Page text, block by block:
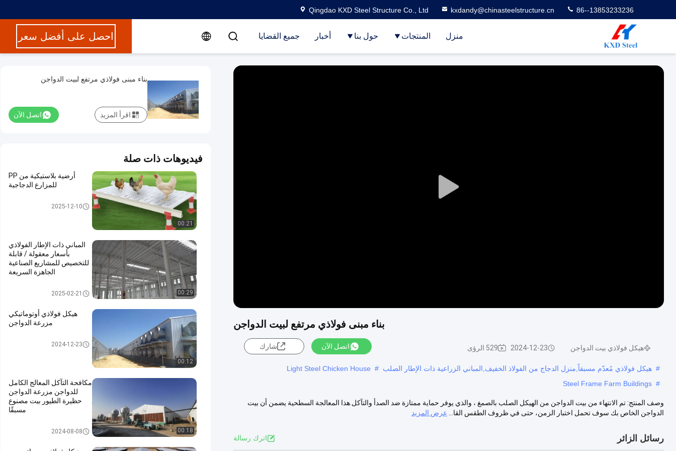
Qingdao KXD Steel Structure Co., Ltd kxdandy@chinasteelstructure.cn 86--13853233236
منزل المنتجات حول بنا أخبار جميع القضايا احصل على أفضل سعر
Play
بناء مبنى فولاذي مرتفع لبيت الدواجن
هيكل فولاذي بيت الدواجن 2024-12-23 529 الرؤى اتصل الآن شارك
# هيكل فولاذي مُعدّم مسبقاً,منزل الدجاج من الفولاذ الخفيف,المباني الزراعية ذات الإطار الصلب #
Light Steel Chicken House
#
Steel Frame Farm Buildings
وصف المنتج: تم الانتهاء من بيت الدواجن من الهيكل الصلب بالصمغ ، والذي يوفر حماية ممتازة ضد الصدأ والتآكل.هذا المعالجة السطحية يضمن أن بيت
الدواجن الخاص بك سوف تحمل اختبار الزمن، حتى في ظروف الطقس القا...
عرض المزيد
رسائل الزائر اترك رسالة
بناء مبنى فولاذي مرتفع لبيت الدواجن
اتصل الآن اقرأ المزيد
فيديوهات ذات صلة
00:21
أرضية بلاستيكية من PP
للمزارع الدجاجية
هيكل فولاذي بيت الدواجن
2025-12-10
00:29
المباني ذات الإطار الفولاذي
بأسعار معقولة / قابلة
للتخصيص للمشاريع الصناعية
الجاهزة السريعة
2025-02-21
00:12
هيكل فولاذي أوتوماتيكي
مزرعة الدواجن
هيكل فولاذي بيت الدواجن
2024-12-23
00:18
مكافحة التآكل المعالج الكامل
للدواجن مزرعة الدواجن
حظيرة الطيور بيت مصنوع
مسبقًا
هيكل فولاذي بيت الدواجن
2024-08-08